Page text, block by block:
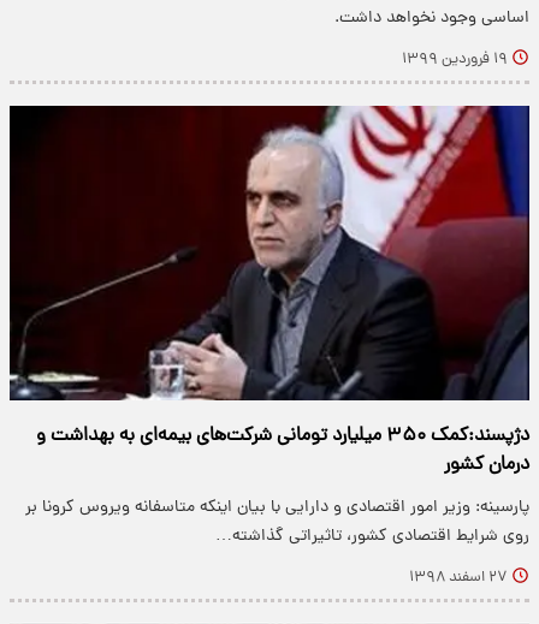
اساسی وجود نخواهد داشت.
۱۹ فروردین ۱۳۹۹
دژپسند:کمک ۳۵۰ میلیارد تومانی شرکت‌های بیمه‌ای به بهداشت و
درمان کشور
پارسینه: وزیر امور اقتصادی و دارایی با بیان اینکه متاسفانه ویروس کرونا بر
روی شرایط اقتصادی کشور، تاثیراتی گذاشته…
۲۷ اسفند ۱۳۹۸